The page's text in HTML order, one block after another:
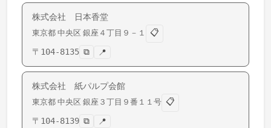
株式会社 日本香堂
東京都 中央区 銀座 ４丁目９－１
📋
〒 104-8135 ⧉ 📍
株式会社 紙パルプ会館
東京都 中央区 銀座 ３丁目９番１１号 📋
〒 104-8139 ⧉ 📍